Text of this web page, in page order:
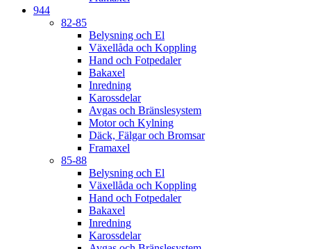
944
82-85
Belysning och El
Växellåda och Koppling
Hand och Fotpedaler
Bakaxel
Inredning
Karossdelar
Avgas och Bränslesystem
Motor och Kylning
Däck, Fälgar och Bromsar
Framaxel
85-88
Belysning och El
Växellåda och Koppling
Hand och Fotpedaler
Bakaxel
Inredning
Karossdelar